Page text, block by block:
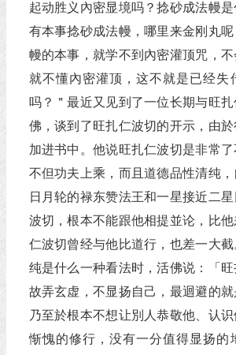
起动胜义內密显境吗？捻砂成法幔
有本事捻砂成法幔，哪里来金刚丸
幔的本事，就学不到內密灌顶咒，不
就不懂內密灌顶，这不就是已经失
吗？＂最近又见到了一位长期与旺
佛，谈到了旺扎仁波切的开示，由
加进书中。他说旺扎仁波切是非常了
不但功夫上乘，而且道德品性清纯
日月轮的禄东赞法王和一星接近二
波切，根本不能跟他相提並论，比
仁波切曾经与他比道行，也差一大
纯是什么一种看法时，活佛说：「
故弄玄虚，不显扬自己，最迴避的就
乃至於根本不想让別人恭敬他、认
惭愧的修行，没有一分值得显扬的